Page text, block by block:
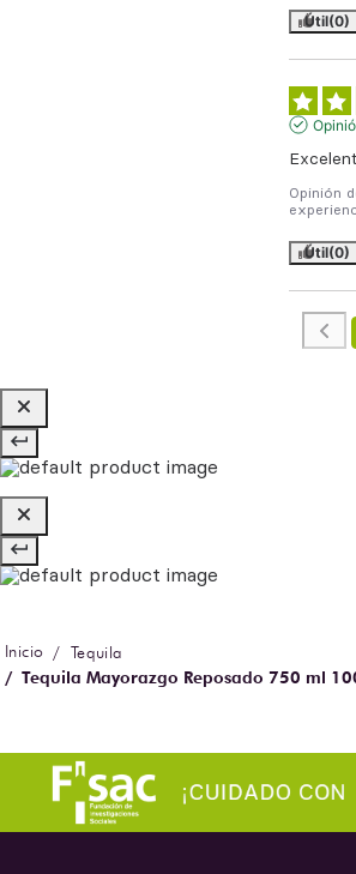
Útil(0)
Opinión
Útil(0)
Tequila
Tequila Mayorazgo Reposado 750 ml